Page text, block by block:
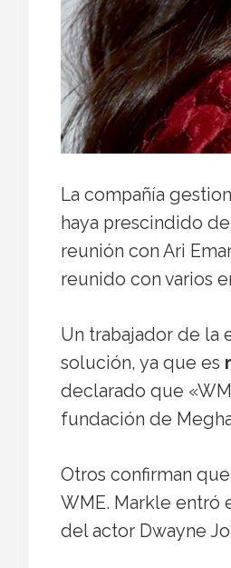
La compañía
haya prescindido
reunión con Ari
reunido con varios
Un trabajador de la
solución, ya que es
declarado que
fundación de
Otros confirman
WME. Markle entró
del actor Dwayne